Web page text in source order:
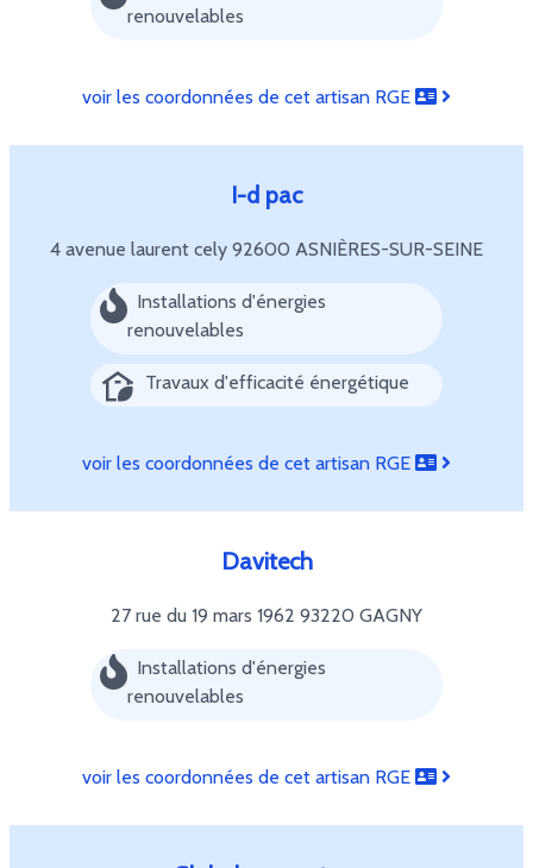
renouvelables
voir les coordonnées de cet artisan RGE
I-d pac
4 avenue laurent cely 92600 ASNIÈRES-SUR-SEINE
Installations d'énergies
renouvelables
Travaux d'efficacité énergétique
voir les coordonnées de cet artisan RGE
Davitech
27 rue du 19 mars 1962 93220 GAGNY
Installations d'énergies
renouvelables
voir les coordonnées de cet artisan RGE